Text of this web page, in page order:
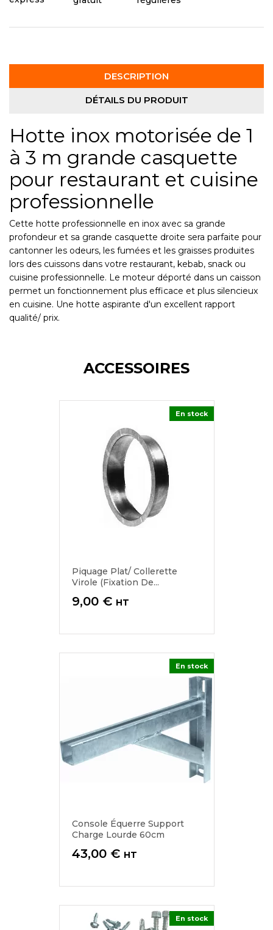
DESCRIPTION
DÉTAILS DU PRODUIT
Hotte inox motorisée de 1
à 3 m grande casquette
pour restaurant et cuisine
professionnelle
Cette hotte professionnelle en inox avec sa grande
profondeur et sa grande casquette droite sera parfaite pour
cantonner les odeurs, les fumées et les graisses produites
lors des cuissons dans votre restaurant, kebab, snack ou
cuisine professionnelle. Le moteur déporté dans un caisson
permet un fonctionnement plus efficace et plus silencieux
en cuisine. Une hotte aspirante d'un excellent rapport
qualité/ prix.
ACCESSOIRES
Piquage Plat/ Collerette
Virole (fixation De...
Prix
9,00 € HT
En stock
Console Équerre Support
Charge Lourde 60cm
Prix
43,00 € HT
En stock
En stock